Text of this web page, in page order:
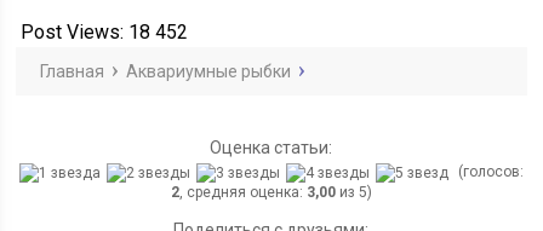
Post Views: 18 452
Главная Аквариумные рыбки
Оценка статьи:
(голосов:
2, средняя оценка: 3,00из 5)